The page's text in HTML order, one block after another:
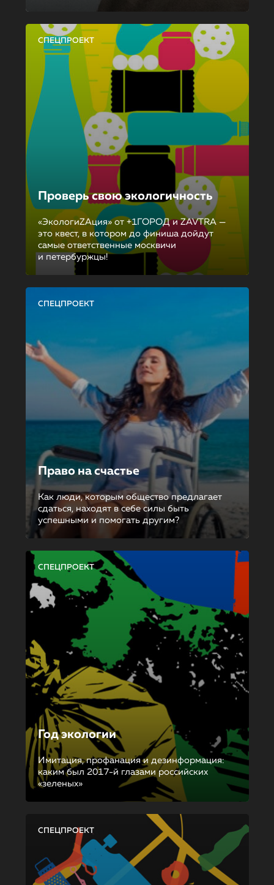
СПЕЦПРОЕКТ
Проверь свою экологичность
«ЭкологиZAция» от +1ГОРОД и ZAVTRA —
это квест, в котором до финиша дойдут
самые ответственные москвичи
и петербуржцы!
СПЕЦПРОЕКТ
Право на счастье
Как люди, которым общество предлагает
сдаться, находят в себе силы быть
успешными и помогать другим?
СПЕЦПРОЕКТ
Год экологии
Имитация, профанация и дезинформация:
каким был 2017-й глазами российских
«зеленых»
СПЕЦПРОЕКТ